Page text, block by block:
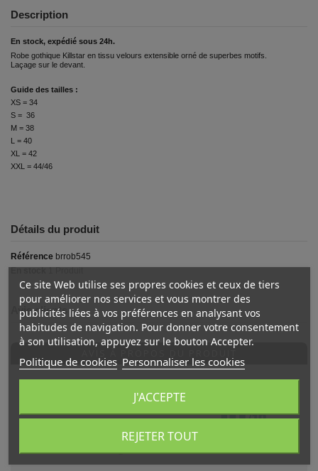
Description
En stock, expédié sous 24h.
Robe gothique Killstar en tissu velours extensible orné de superbes motifs.
Laçage sur le devant.
Guide des tailles :
XS = 34
S = 36
M = 38
L = 40
XL = 42
XXL = 44/46
Détails du produit
Référence brrob545
Avis clients
VOIR L'ATTESTATION 10/10
Ce site Web utilise ses propres cookies et ceux de tiers
pour améliorer nos services et vous montrer des
publicités liées à vos préférences en analysant vos
habitudes de navigation. Pour donner votre consentement
à son utilisation, appuyez sur le bouton Accepter.
Politique de cookies Personnaliser les cookies
REJETER TOUT
J'ACCEPTE